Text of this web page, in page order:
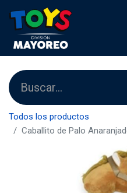
Todos los productos
Caballito de Palo